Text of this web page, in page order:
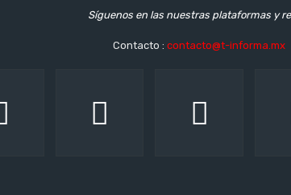
Síguenos en las nuestras plataformas y
Contacto : contacto@t-informa.mx